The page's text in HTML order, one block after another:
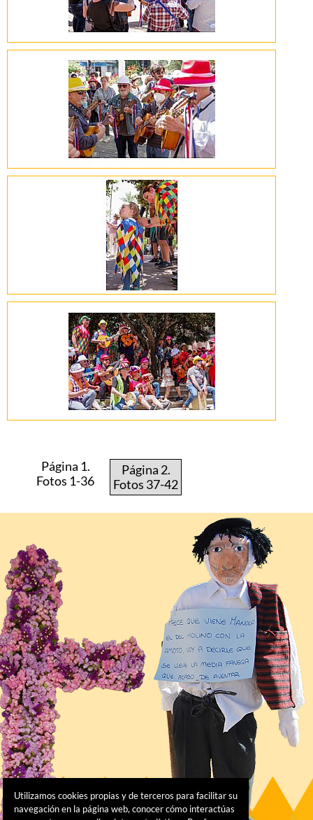
Página 1.
Fotos 1-36
Página 2.
Fotos 37-42
Utilizamos cookies propias y de terceros para facilitar su
navegación en la página web, conocer cómo interactúas